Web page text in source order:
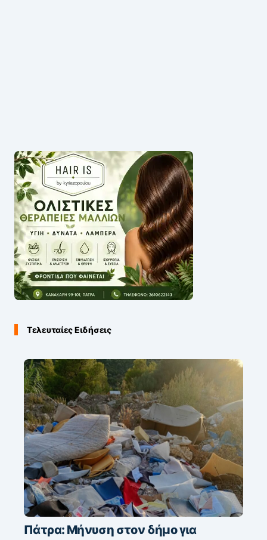
Τελευταίες Ειδήσεις
Πάτρα: Μήνυση στον δήμο για